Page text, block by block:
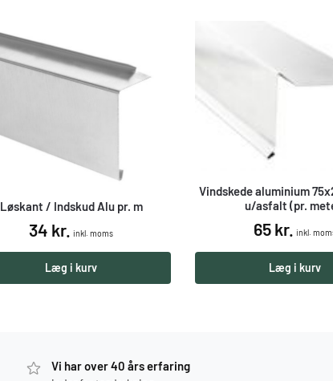
Løskant / Indskud Alu pr. m
34 kr. inkl. moms
Læg i kurv
Vindskede aluminium
u/asfalt (pr.
65kr. inkl.
Læg i kurv
Vi har over 40 års erfaring